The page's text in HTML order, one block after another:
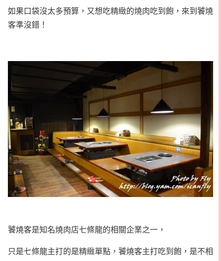
如果口袋沒太多預算，又想吃精緻的燒肉吃到飽，來到饕燒
客準沒錯！
饕燒客是知名燒肉店七條龍的相關企業之一，
只是七條龍主打的是精緻單點，饕燒客主打吃到飽，是不相